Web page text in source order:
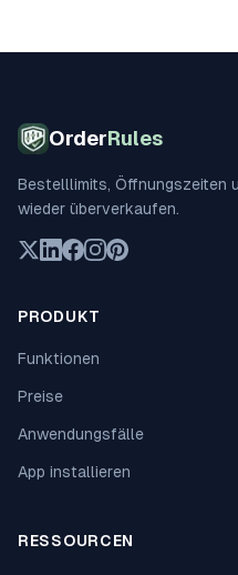
OrderRules
Bestelllimits, Öffnungszeiten
wieder überverkaufen.
PRODUKT
Funktionen
Preise
Anwendungsfälle
App installieren
RESSOURCEN